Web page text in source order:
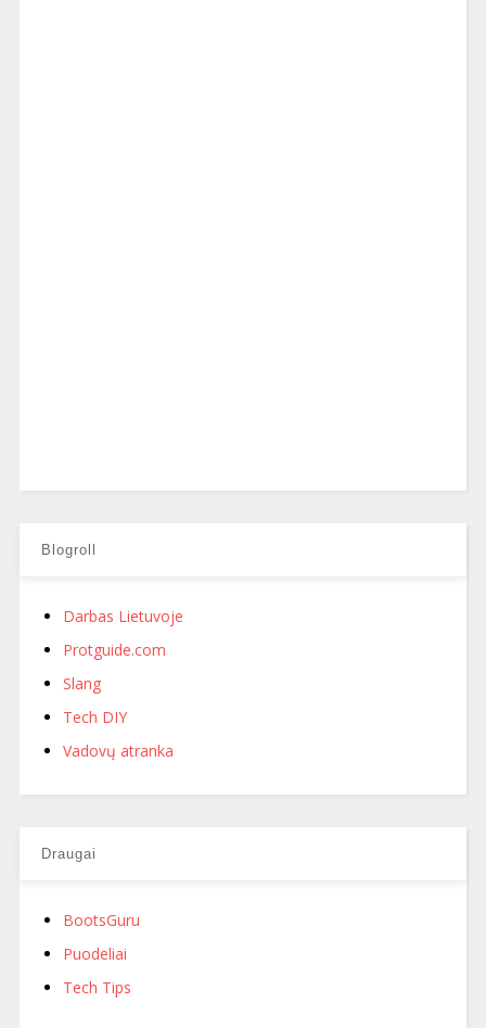
Blogroll
Darbas Lietuvoje
Protguide.com
Slang
Tech DIY
Vadovų atranka
Draugai
BootsGuru
Puodeliai
Tech Tips